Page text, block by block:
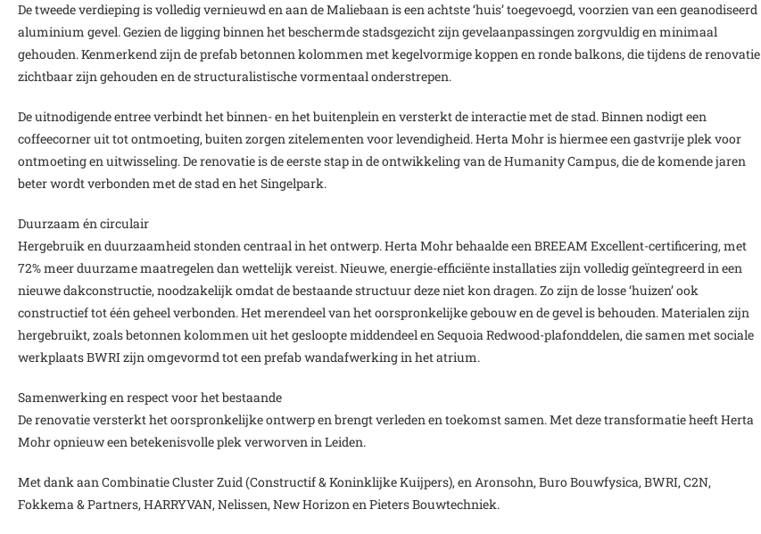
De tweede verdieping is volledig vernieuwd en aan de Maliebaan is een achtste ‘huis’ toegevoegd, voorzien van een geanodiseerd
aluminium gevel. Gezien de ligging binnen het beschermde stadsgezicht zijn gevelaanpassingen zorgvuldig en minimaal
gehouden. Kenmerkend zijn de prefab betonnen kolommen met kegelvormige koppen en ronde balkons, die tijdens de renovatie
zichtbaar zijn gehouden en de structuralistische vormentaal onderstrepen.
De uitnodigende entree verbindt het binnen- en het buitenplein en versterkt de interactie met de stad. Binnen nodigt een
coffeecorner uit tot ontmoeting, buiten zorgen zitelementen voor levendigheid. Herta Mohr is hiermee een gastvrije plek voor
ontmoeting en uitwisseling. De renovatie is de eerste stap in de ontwikkeling van de Humanity Campus, die de komende jaren
beter wordt verbonden met de stad en het Singelpark.
Duurzaam én circulair
Hergebruik en duurzaamheid stonden centraal in het ontwerp. Herta Mohr behaalde een BREEAM Excellent-certificering, met
72% meer duurzame maatregelen dan wettelijk vereist. Nieuwe, energie-efficiënte installaties zijn volledig geïntegreerd in een
nieuwe dakconstructie, noodzakelijk omdat de bestaande structuur deze niet kon dragen. Zo zijn de losse ‘huizen’ ook
constructief tot één geheel verbonden. Het merendeel van het oorspronkelijke gebouw en de gevel is behouden. Materialen zijn
hergebruikt, zoals betonnen kolommen uit het gesloopte middendeel en Sequoia Redwood-plafonddelen, die samen met sociale
werkplaats BWRI zijn omgevormd tot een prefab wandafwerking in het atrium.
Samenwerking en respect voor het bestaande
De renovatie versterkt het oorspronkelijke ontwerp en brengt verleden en toekomst samen. Met deze transformatie heeft Herta
Mohr opnieuw een betekenisvolle plek verworven in Leiden.
Met dank aan Combinatie Cluster Zuid (Constructif & Koninklijke Kuijpers), en Aronsohn, Buro Bouwfysica, BWRI, C2N,
Fokkema & Partners, HARRYVAN, Nelissen, New Horizon en Pieters Bouwtechniek.